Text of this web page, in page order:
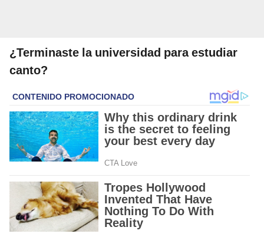
¿Terminaste la universidad para estudiar
canto?